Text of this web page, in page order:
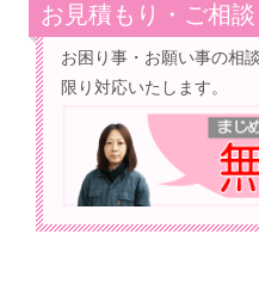
お見積もり・ご相談
お困り事・お願い事の相
限り対応いたします。